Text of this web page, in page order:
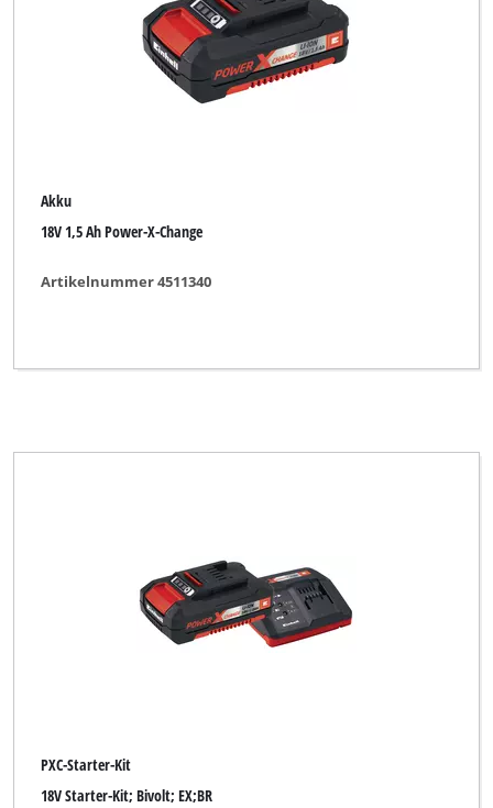
Akku
18V 1,5 Ah Power-X-Change
Artikelnummer 4511340
PXC-Starter-Kit
18V Starter-Kit; Bivolt; EX;BR